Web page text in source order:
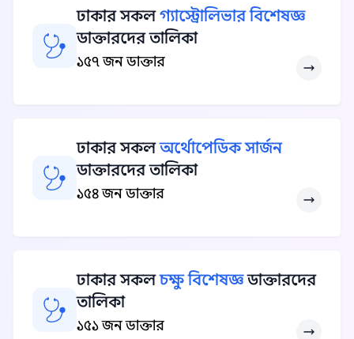
ঢাকার সকলগ্যাস্ট্রোলিভার বিশেষজ্ঞ
ডাক্তারদের তালিকা
১৫৭ জন ডাক্তার
ঢাকার সকলঅর্থোপেডিক সার্জন
ডাক্তারদের তালিকা
১৫৪ জন ডাক্তার
ঢাকার সকলচক্ষু বিশেষজ্ঞডাক্তারদের
তালিকা
১৫১ জন ডাক্তার